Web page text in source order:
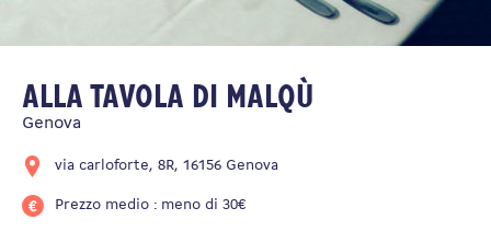
Alla tavola di Malqù
Genova
via carloforte, 8R, 16156 Genova
Prezzo medio : meno di 30€